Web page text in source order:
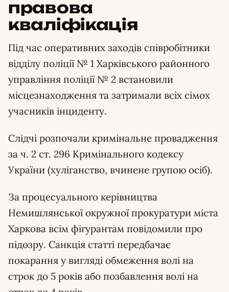
правова
кваліфікація
Під час оперативних заходів співробітники
відділу поліції № 1 Харківського районного
управління поліції № 2 встановили
місцезнаходження та затримали всіх сімох
учасників інциденту.
Слідчі розпочали кримінальне провадження
за ч. 2 ст. 296 Кримінального кодексу
України (хуліганство, вчинене групою осіб).
За процесуального керівництва
Немишлянської окружної прокуратури міста
Харкова всім фігурантам повідомили про
підозру. Санкція статті передбачає
покарання у вигляді обмеження волі на
строк до 5 років або позбавлення волі на